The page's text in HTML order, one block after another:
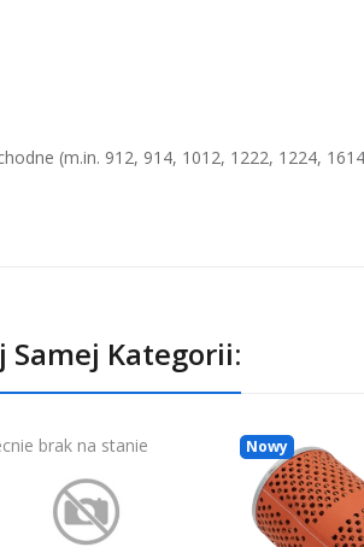
(m.in. 912, 914, 1012, 1222, 1224,
Samej Kategorii:
brak na stanie Nowy